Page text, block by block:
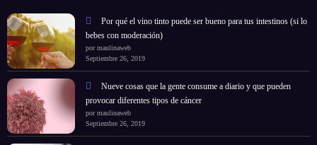
Por qué el vino tinto puede ser bueno para tus intestinos (si lo
bebes con moderación)
por maulinaweb
Septiembre 26, 2019
Nueve cosas que la gente consume a diario y que pueden
provocar diferentes tipos de cáncer
por maulinaweb
Septiembre 26, 2019